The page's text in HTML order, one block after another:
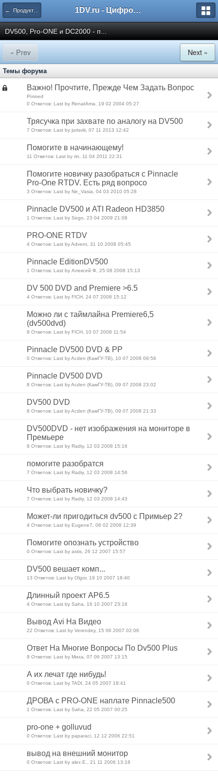
← Продукты Pinnacle Systems Inc. 1DV.ru - Цифровое видео
DV500, Pro-ONE и DC2000 - п...
« Prev Next »
Темы форума
Важно! Прочтите, Прежде Чем Задать Вопрос
Pinned
0 Ответов: Last by RenatAma, 19 02 2004 05:27
Трясучка при захвате по аналогу на DV500
7 Ответов: Last by jurisviii, 07 11 2013 12:42
Помогите в начинающему!
11 Ответов: Last by rin, 11 04 2011 22:31
Помогите новичку разобраться с Pinnacle
Pro-One RTDV. Есть ряд вопросо
3 Ответов: Last by Ne_Vasia, 04 03 2010 05:28
Pinnacle DV500 и ATI Radeon HD3850
1 Ответов: Last by Sego, 23 04 2009 21:08
PRO-ONE RTDV
4 Ответов: Last by Advent, 31 10 2008 05:45
Pinnacle EditionDV500
1 Ответов: Last by Алексей Ф, 25 08 2008 15:13
DV 500 DVD and Premiere >6.5
4 Ответов: Last by FICH, 24 07 2008 15:12
Можно ли с таймлайна Premiere6,5
(dv500dvd)
8 Ответов: Last by FICH, 10 07 2008 11:54
Pinnacle DV500 DVD & PP
0 Ответов: Last by Acden (КамГУ-ТВ), 10 07 2008 09:56
Pinnacle DV500 DVD
8 Ответов: Last by Acden (КамГУ-ТВ), 09 07 2008 23:02
DV500 DVD
8 Ответов: Last by Acden (КамГУ-ТВ), 09 07 2008 21:33
DV500DVD - нет изображения на мониторе в
Премьере
8 Ответов: Last by Radiy, 12 03 2008 15:16
помогите разобратся
7 Ответов: Last by Radiy, 12 03 2008 14:56
Что выбрать новичку?
7 Ответов: Last by Radiy, 12 03 2008 14:43
Может-ли пригодиться dv500 с Примьер 2?
4 Ответов: Last by Eugene7, 06 02 2008 12:39
Помогите опознать устройство
0 Ответов: Last by astis, 26 12 2007 15:57
DV500 вешает комп...
13 Ответов: Last by Olgor, 19 10 2007 18:40
Длинный проект AP6.5
4 Ответов: Last by Saha, 16 10 2007 23:16
Вывод Avi На Видео
22 Ответов: Last by Verendey, 15 06 2007 02:06
Ответ На Многие Вопросы По Dv500 Plus
9 Ответов: Last by Миха, 07 06 2007 13:15
А их лечат где нибудь!
0 Ответов: Last by TADI, 24 05 2007 18:41
ДРОВА с PRO-ONE наплате Pinnacle500
1 Ответов: Last by Saha, 22 05 2007 00:25
pro-one + golluvud
0 Ответов: Last by paparaci, 12 12 2006 22:51
вывод на внешний монитор
0 Ответов: Last by alex E., 21 11 2006 13:18